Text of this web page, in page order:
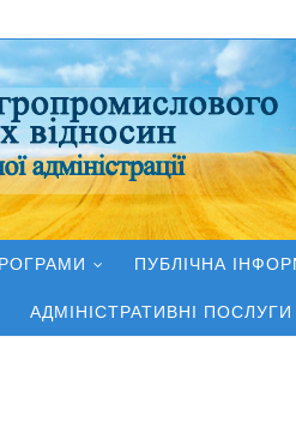
ПУБЛІЧНА
АДМІНІСТРАТИВНІ ПОСЛУГИ